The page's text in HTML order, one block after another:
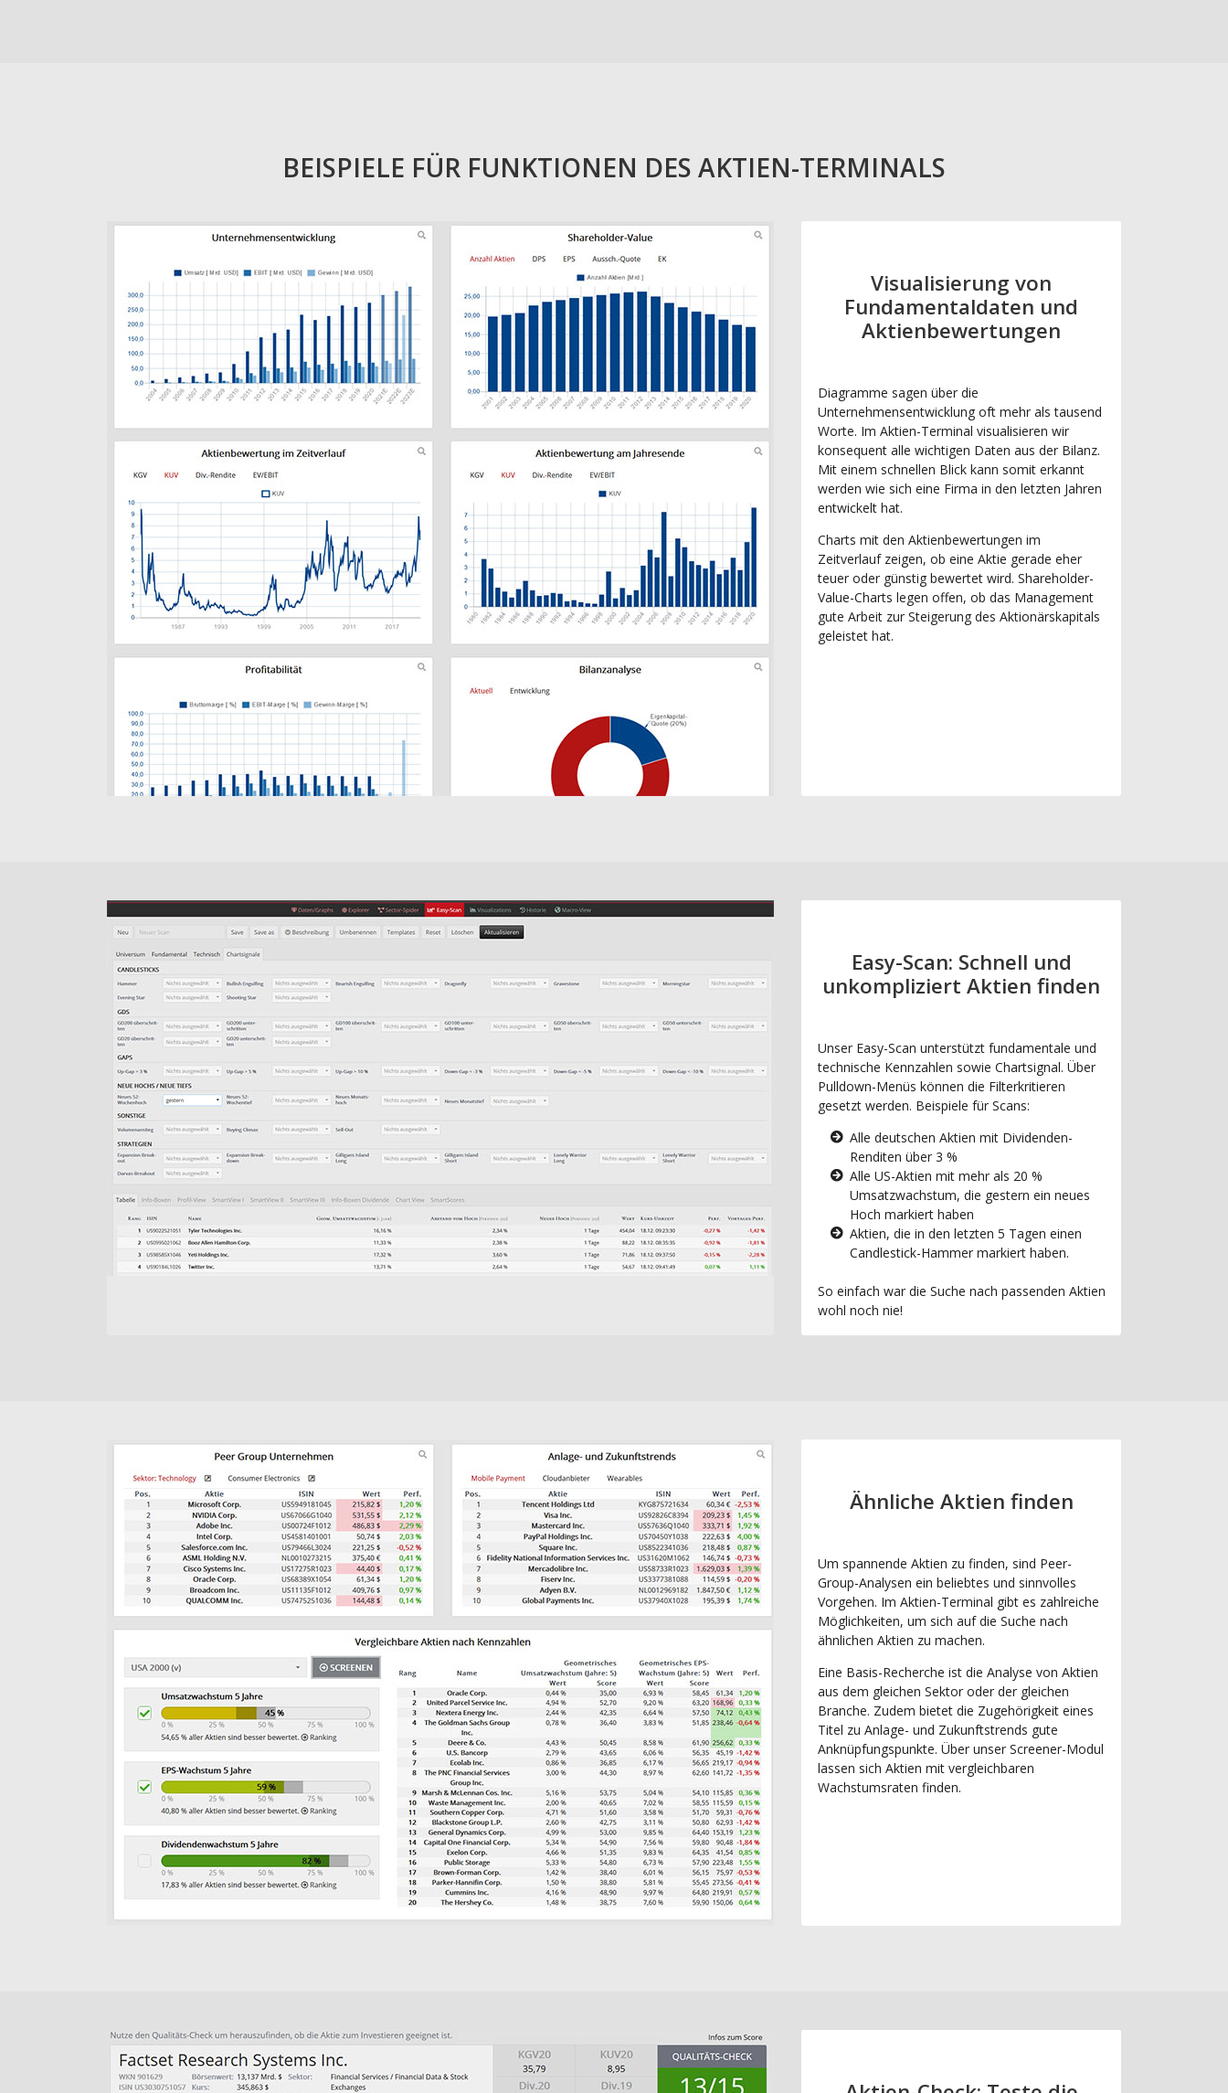
BEISPIELE FÜR FUNKTIONEN DES AKTIEN-TERMINALS
Visualisierung von
Fundamentaldaten und
Aktienbewertungen
Diagramme sagen über die
Unternehmensentwicklung oft mehr als tausend
Worte. Im Aktien-Terminal visualisieren wir
konsequent alle wichtigen Daten aus der Bilanz.
Mit einem schnellen Blick kann somit erkannt
werden wie sich eine Firma in den letzten Jahren
entwickelt hat.
Charts mit den Aktienbewertungen im
Zeitverlauf zeigen, ob eine Aktie gerade eher
teuer oder günstig bewertet wird. Shareholder-
Value-Charts legen offen, ob das Management
gute Arbeit zur Steigerung des Aktionärskapitals
geleistet hat.
Easy-Scan: Schnell und
unkompliziert Aktien finden
Unser Easy-Scan unterstützt fundamentale und
technische Kennzahlen sowie Chartsignal. Über
Pulldown-Menüs können die Filterkritieren
gesetzt werden. Beispiele für Scans:
Alle deutschen Aktien mit Dividenden-
Renditen über 3 %
Alle US-Aktien mit mehr als 20 %
Umsatzwachstum, die gestern ein neues
Hoch markiert haben
Aktien, die in den letzten 5 Tagen einen
Candlestick-Hammer markiert haben.
So einfach war die Suche nach passenden Aktien
wohl noch nie!
Ähnliche Aktien finden
Um spannende Aktien zu finden, sind Peer-
Group-Analysen ein beliebtes und sinnvolles
Vorgehen. Im Aktien-Terminal gibt es zahlreiche
Möglichkeiten, um sich auf die Suche nach
ähnlichen Aktien zu machen.
Eine Basis-Recherche ist die Analyse von Aktien
aus dem gleichen Sektor oder der gleichen
Branche. Zudem bietet die Zugehörigkeit eines
Titel zu Anlage- und Zukunftstrends gute
Anknüpfungspunkte. Über unser Screener-Modul
lassen sich Aktien mit vergleichbaren
Wachstumsraten finden.